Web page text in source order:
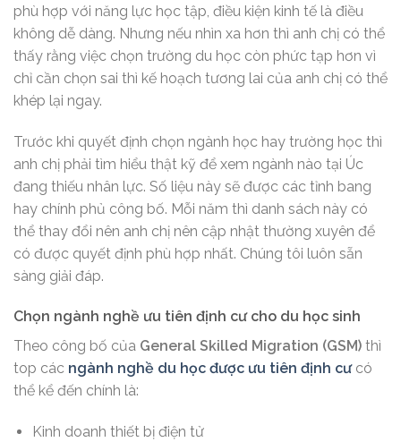
phù hợp với năng lực học tập, điều kiện kinh tế là điều
không dễ dàng. Nhưng nếu nhìn xa hơn thì anh chị có thể
thấy rằng việc chọn trường du học còn phức tạp hơn vì
chỉ cần chọn sai thì kế hoạch tương lai của anh chị có thể
khép lại ngay.
Trước khi quyết định chọn ngành học hay trường học thì
anh chị phải tìm hiểu thật kỹ để xem ngành nào tại Úc
đang thiếu nhân lực. Số liệu này sẽ được các tỉnh bang
hay chính phủ công bố. Mỗi năm thì danh sách này có
thể thay đổi nên anh chị nên cập nhật thường xuyên để
có được quyết định phù hợp nhất. Chúng tôi luôn sẵn
sàng giải đáp.
Chọn ngành nghề ưu tiên định cư cho du học sinh
Theo công bố của General Skilled Migration (GSM) thì
top các ngành nghề du học được ưu tiên định cưcó
thể kể đến chính là:
Kinh doanh thiết bị điện tử